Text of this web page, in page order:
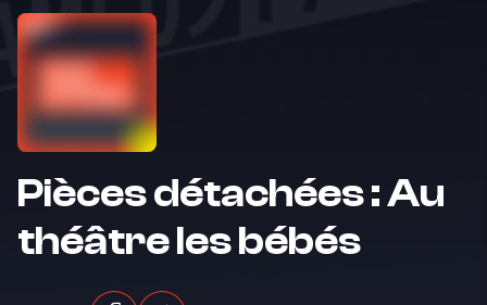
Pièces détachées : Au
théâtre les bébés